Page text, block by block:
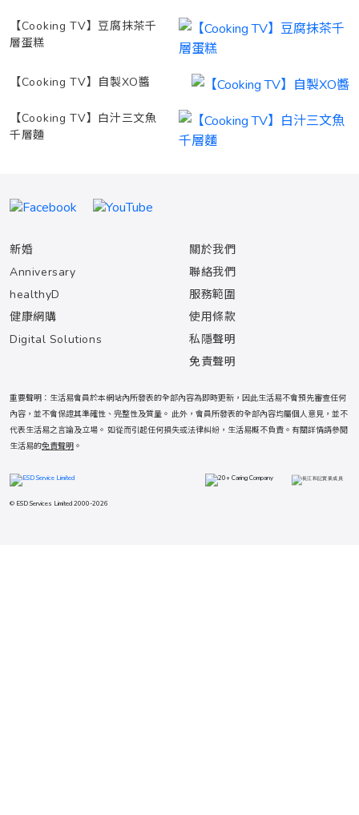
【Cooking TV】豆腐抹茶千
層蛋糕
【Cooking TV】自製XO醬
【Cooking TV】白汁三文魚
千層麵
新婚
Anniversary
healthyD
健康網購
Digital Solutions
關於我們
聯絡我們
服務範圍
使用條款
私隱聲明
免責聲明
重要聲明：生活易會員於本網站內所發表的全部內容為即時更新，因此生活易不會預先審查任何
內容，並不會保證其準確性、完整性及質量。 此外，會員所發表的全部內容均屬個人意見，並不
代表生活易之言論及立場。 如從而引起任何損失或法律糾紛，生活易概不負責。有關詳情請參閱
生活易的免責聲明 。
© ESD Services Limited 2000-2026